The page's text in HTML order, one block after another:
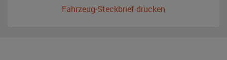
Fahrzeug-Steckbrief drucken